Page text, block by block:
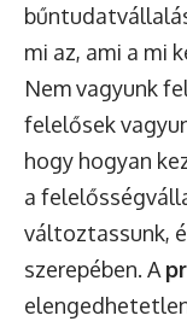
mi az, ami a mi
Nem vagyunk
felelősek
hogy hogyan
a
változtassunk,
szerepében. A